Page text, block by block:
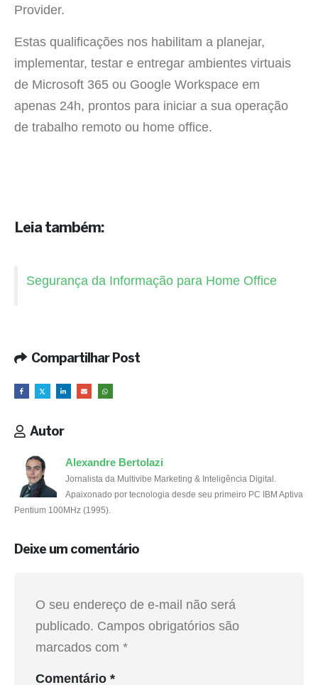
Provider.
Estas qualificações nos habilitam a planejar,
implementar, testar e entregar ambientes virtuais
de Microsoft 365 ou Google Workspace em
apenas 24h, prontos para iniciar a sua operação
de trabalho remoto ou home office.
Leia também:
Segurança da Informação para Home Office
Compartilhar Post
Autor
Alexandre Bertolazi
Jornalista da Multivibe Marketing & Inteligência Digital.
Apaixonado por tecnologia desde seu primeiro PC IBM Aptiva
Pentium 100MHz (1995).
Deixe um comentário
O seu endereço de e-mail não será
publicado. Campos obrigatórios são
marcados com *
Comentário *